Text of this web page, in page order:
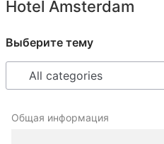
Hotel Amsterdam
Выберите тему
Общая информация